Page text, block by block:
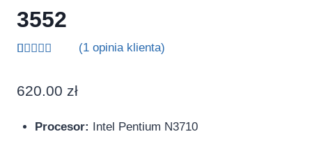
3552
na
klienta
(1 opinia klienta)
620.00 zł
Procesor: Intel Pentium N3710